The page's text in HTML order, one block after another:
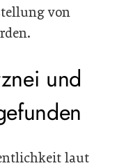
von
und
laut